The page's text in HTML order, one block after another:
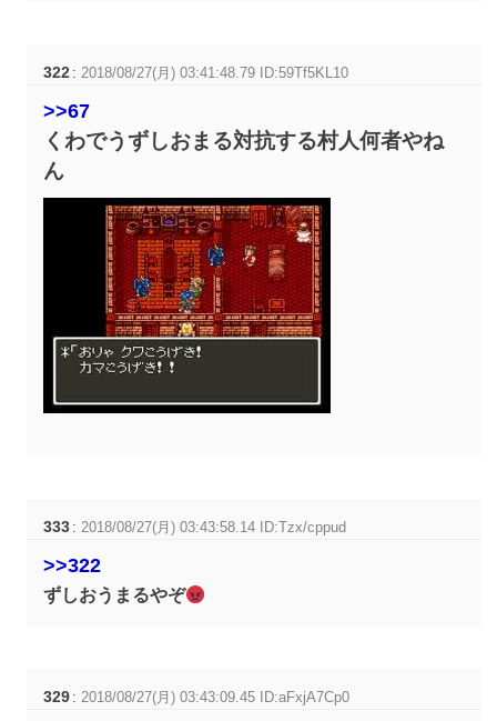
322 :2018/08/27(月) 03:41:48.79 ID:59Tf5KL10
>>67
くわでうずしおまる対抗する村人何者やね
ん
333 :2018/08/27(月) 03:43:58.14 ID:Tzx/cppud
>>322
ずしおうまるやぞ
329 :2018/08/27(月) 03:43:09.45 ID:aFxjA7Cp0